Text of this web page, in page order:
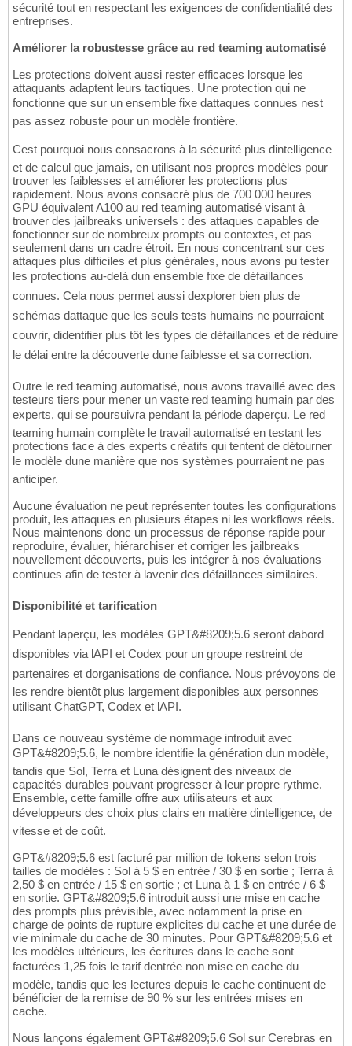
sécurité tout en respectant les exigences de confidentialité des
entreprises.
Améliorer la robustesse grâce au red teaming automatisé
Les protections doivent aussi rester efficaces lorsque les
attaquants adaptent leurs tactiques. Une protection qui ne
fonctionne que sur un ensemble fixe dattaques connues nest
pas assez robuste pour un modèle frontière.
Cest pourquoi nous consacrons à la sécurité plus dintelligence
et de calcul que jamais, en utilisant nos propres modèles pour
trouver les faiblesses et améliorer les protections plus
rapidement. Nous avons consacré plus de 700 000 heures
GPU équivalent A100 au red teaming automatisé visant à
trouver des jailbreaks universels : des attaques capables de
fonctionner sur de nombreux prompts ou contextes, et pas
seulement dans un cadre étroit. En nous concentrant sur ces
attaques plus difficiles et plus générales, nous avons pu tester
les protections au-delà dun ensemble fixe de défaillances
connues. Cela nous permet aussi dexplorer bien plus de
schémas dattaque que les seuls tests humains ne pourraient
couvrir, didentifier plus tôt les types de défaillances et de réduire
le délai entre la découverte dune faiblesse et sa correction.
Outre le red teaming automatisé, nous avons travaillé avec des
testeurs tiers pour mener un vaste red teaming humain par des
experts, qui se poursuivra pendant la période daperçu. Le red
teaming humain complète le travail automatisé en testant les
protections face à des experts créatifs qui tentent de détourner
le modèle dune manière que nos systèmes pourraient ne pas
anticiper.
Aucune évaluation ne peut représenter toutes les configurations
produit, les attaques en plusieurs étapes ni les workflows réels.
Nous maintenons donc un processus de réponse rapide pour
reproduire, évaluer, hiérarchiser et corriger les jailbreaks
nouvellement découverts, puis les intégrer à nos évaluations
continues afin de tester à lavenir des défaillances similaires.
Disponibilité et tarification
Pendant laperçu, les modèles GPT&#8209;5.6 seront dabord
disponibles via lAPI et Codex pour un groupe restreint de
partenaires et dorganisations de confiance. Nous prévoyons de
les rendre bientôt plus largement disponibles aux personnes
utilisant ChatGPT, Codex et lAPI.
Dans ce nouveau système de nommage introduit avec
GPT&#8209;5.6, le nombre identifie la génération dun modèle,
tandis que Sol, Terra et Luna désignent des niveaux de
capacités durables pouvant progresser à leur propre rythme.
Ensemble, cette famille offre aux utilisateurs et aux
développeurs des choix plus clairs en matière dintelligence, de
vitesse et de coût.
GPT&#8209;5.6 est facturé par million de tokens selon trois
tailles de modèles : Sol à 5 $ en entrée / 30 $ en sortie ; Terra à
2,50 $ en entrée / 15 $ en sortie ; et Luna à 1 $ en entrée / 6 $
en sortie. GPT&#8209;5.6 introduit aussi une mise en cache
des prompts plus prévisible, avec notamment la prise en
charge de points de rupture explicites du cache et une durée de
vie minimale du cache de 30 minutes. Pour GPT&#8209;5.6 et
les modèles ultérieurs, les écritures dans le cache sont
facturées 1,25 fois le tarif dentrée non mise en cache du
modèle, tandis que les lectures depuis le cache continuent de
bénéficier de la remise de 90 % sur les entrées mises en
cache.
Nous lançons également GPT&#8209;5.6 Sol sur Cerebras en